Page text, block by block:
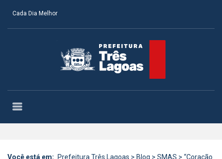
Cada Dia Melhor
Você está em: Prefeitura Três Lagoas > Blog > SMAS > “Coração